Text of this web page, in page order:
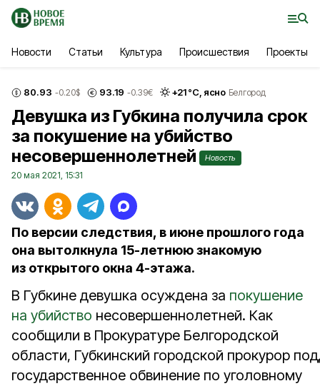
Новости Статьи Культура Происшествия Проекты
80.93 -0.20$ 93.19 -0.39€ +21°С, ясно Белгород
Девушка из Губкина получила срок
за покушение на убийство
несовершеннолетней
Новость
20 мая 2021, 15:31
По версии следствия, в июне прошлого года
она вытолкнула 15-летнюю знакомую
из открытого окна 4-этажа.
В Губкине девушка осуждена за покушение
на убийство несовершеннолетней. Как
сообщили в Прокуратуре Белгородской
области, Губкинский городской прокурор
государственное обвинение по уголовному